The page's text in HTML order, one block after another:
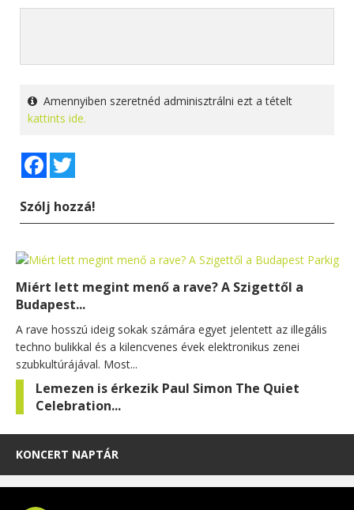
Amennyiben szeretnéd adminisztrálni ezt a tételt
kattints ide.
Facebook
Szólj hozzá!
Miért lett megint menő a rave? A Szigettől a
Budapest...
A rave hosszú ideig sokak számára egyet jelentett az illegális
techno bulikkal és a kilencvenes évek elektronikus zenei
szubkultúrájával. Most...
Lemezen is érkezik Paul Simon The Quiet
Celebration...
KONCERT NAPTÁR